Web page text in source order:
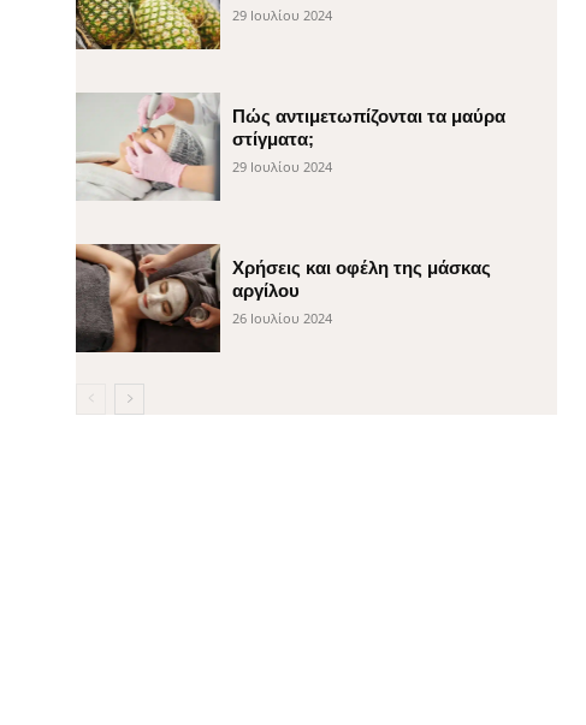
29 Ιουλίου 2024
Πώς αντιμετωπίζονται τα μαύρα
στίγματα;
29 Ιουλίου 2024
Χρήσεις και οφέλη της μάσκας
αργίλου
26 Ιουλίου 2024